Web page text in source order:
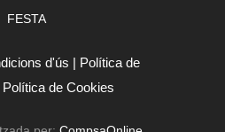
FESTA
d'ús | Política de
Política de Cookies